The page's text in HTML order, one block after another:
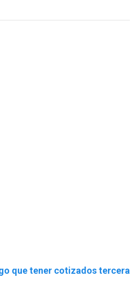
que tener cotizados tercera